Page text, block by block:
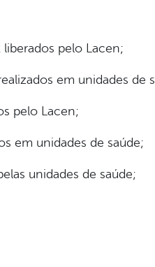
pelo Lacen;
em unidades de
pelo Lacen;
em unidades de saúde;
unidades de saúde;